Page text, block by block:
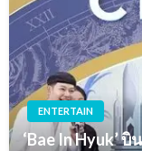
ENTERTAIN
‘Bae In Hyuk’